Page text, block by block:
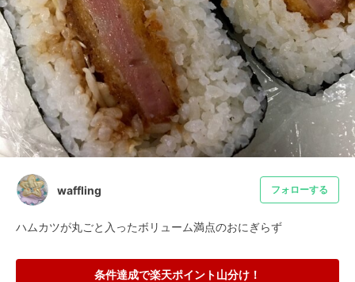
waffling フォローする
ハムカツが丸ごと入ったボリューム満点のおにぎらず
条件達成で楽天ポイント山分け！